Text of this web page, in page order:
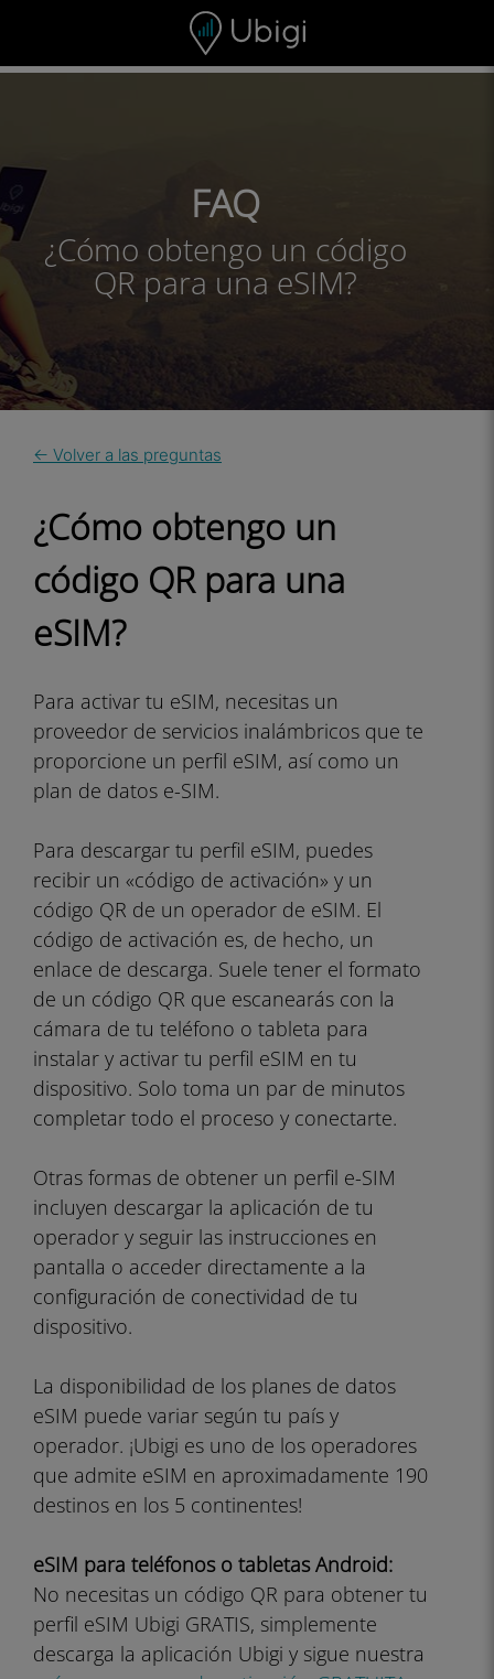
Barra de navegación
FAQ
¿Cómo obtengo un código
QR para una eSIM?
← Volver a las preguntas
¿Cómo obtengo un
código QR para una
eSIM?
Para activar tu eSIM, necesitas un
proveedor de servicios inalámbricos que te
proporcione un perfil eSIM, así como un
plan de datos e-SIM.
Para descargar tu perfil eSIM, puedes
recibir un «código de activación» y un
código QR de un operador de eSIM. El
código de activación es, de hecho, un
enlace de descarga. Suele tener el formato
de un código QR que escanearás con la
cámara de tu teléfono o tableta para
instalar y activar tu perfil eSIM en tu
dispositivo. Solo toma un par de minutos
completar todo el proceso y conectarte.
Otras formas de obtener un perfil e-SIM
incluyen descargar la aplicación de tu
operador y seguir las instrucciones en
pantalla o acceder directamente a la
configuración de conectividad de tu
dispositivo.
La disponibilidad de los planes de datos
eSIM puede variar según tu país y
operador. ¡Ubigi es uno de los operadores
que admite eSIM en aproximadamente 190
destinos en los 5 continentes!
eSIM para teléfonos o tabletas Android:
No necesitas un código QR para obtener tu
perfil eSIM Ubigi GRATIS, simplemente
descarga la aplicación Ubigi y sigue nuestra